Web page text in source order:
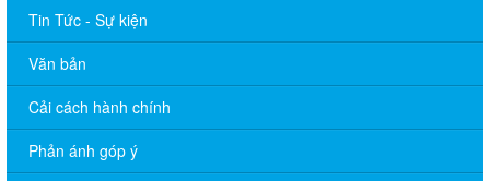
Tin Tức - Sự kiện
Văn bản
Cải cách hành chính
Phản ánh góp ý